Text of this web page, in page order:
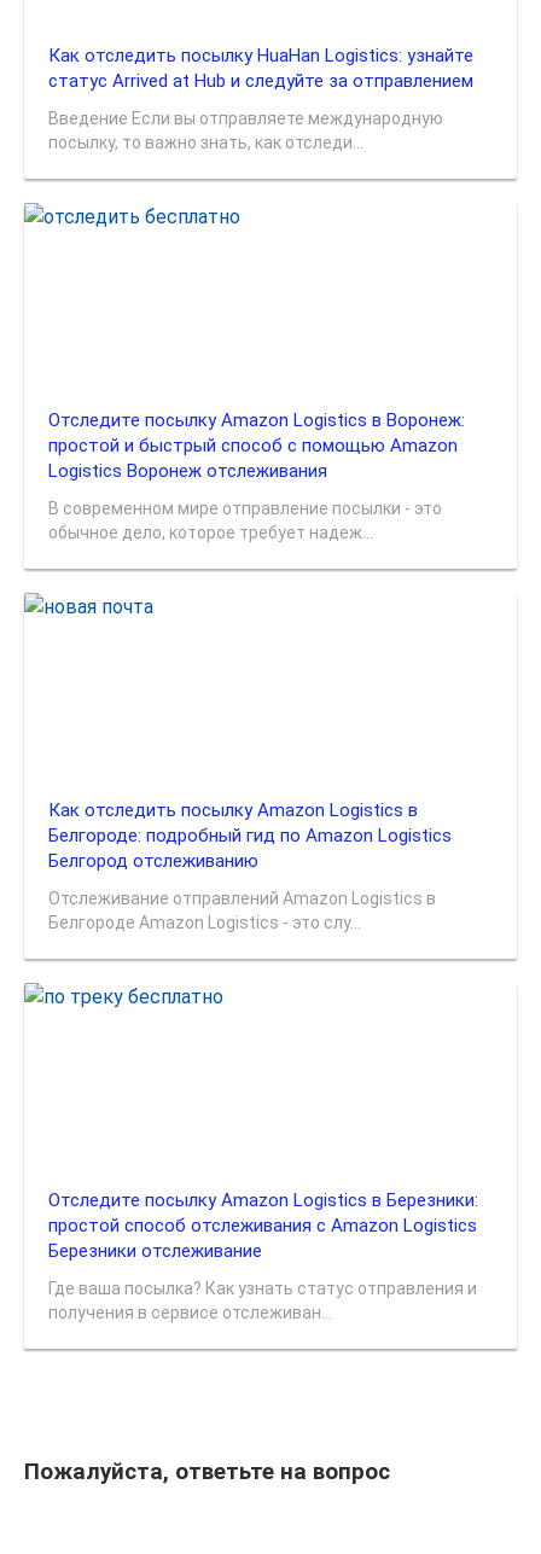
Как отследить посылку HuaHan Logistics: узнайте
статус Arrived at Hub и следуйте за отправлением
Введение Если вы отправляете международную
посылку, то важно знать, как отследи...
Отследите посылку Amazon Logistics в Воронеж:
простой и быстрый способ с помощью Amazon
Logistics Воронеж отслеживания
В современном мире отправление посылки - это
обычное дело, которое требует надеж...
Как отследить посылку Amazon Logistics в
Белгороде: подробный гид по Amazon Logistics
Белгород отслеживанию
Отслеживание отправлений Amazon Logistics в
Белгороде Amazon Logistics - это слу...
Отследите посылку Amazon Logistics в Березники:
простой способ отслеживания с Amazon Logistics
Березники отслеживание
Где ваша посылка? Как узнать статус отправления и
получения в сервисе отслеживан...
Пожалуйста, ответьте на вопрос